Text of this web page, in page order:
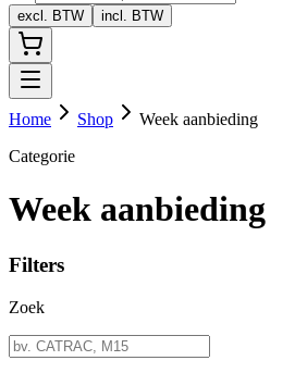
excl. BTW incl. BTW
Home Shop
Week aanbieding
Categorie
Week aanbieding
Filters
Zoek